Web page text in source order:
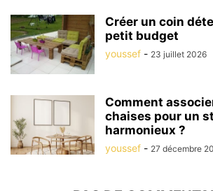
Créer un coin
petit budget
youssef - 23 juillet 2026
Comment
chaises pour un
harmonieux ?
youssef - 27 décembre